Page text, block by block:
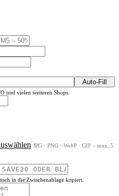
Auto-Fill
und vielen weiteren Shops.
JPG · PNG · WebP · GIF – max. 5
in die Zwischenablage kopiert.